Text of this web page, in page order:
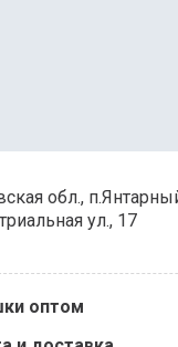
обл.,
ул., 17
оптом